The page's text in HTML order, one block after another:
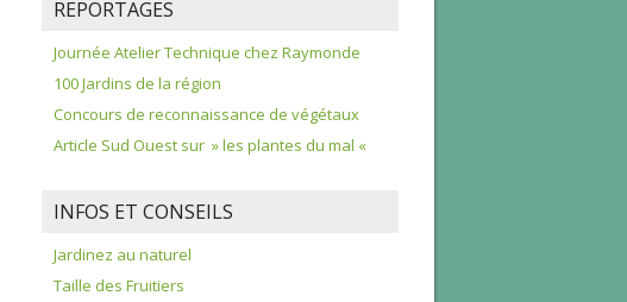
REPORTAGES
Journée Atelier Technique chez Raymonde
100 Jardins de la région
Concours de reconnaissance de végétaux
Article Sud Ouest sur » les plantes du mal «
INFOS ET CONSEILS
Jardinez au naturel
Taille des Fruitiers